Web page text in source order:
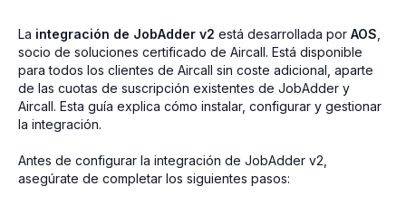
La integración de JobAdder v2 está desarrollada por AOS
socio de soluciones certificado de Aircall. Está disponible
para todos los clientes de Aircall sin coste adicional, aparte
de las cuotas de suscripción existentes de JobAdder y
Aircall. Esta guía explica cómo instalar, configurar y gestionar
la integración.
Antes de configurar la integración de JobAdder v2,
asegúrate de completar los siguientes pasos: